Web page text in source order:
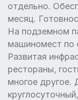
отдельно.
месяц.
На подземном
машиномест по
Развитая
рестораны,
многое другое.